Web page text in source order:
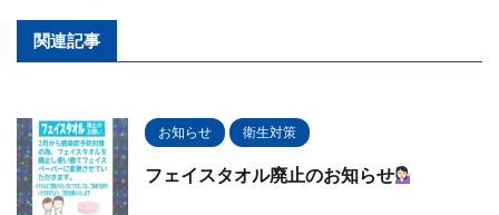
関連記事
お知らせ 衛生対策
フェイスタオル廃止のお知らせ